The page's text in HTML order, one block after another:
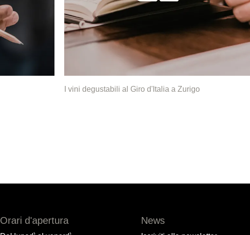
I vini degustabili al Giro d'Italia a Zurigo
Orari d'apertura News